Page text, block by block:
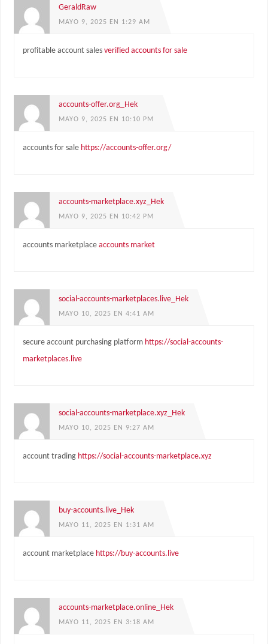
GeraldRaw
MAYO 9, 2025 EN 1:29 AM
profitable account sales verified accounts for sale
accounts-offer.org_Hek
MAYO 9, 2025 EN 10:10 PM
accounts for sale https://accounts-offer.org/
accounts-marketplace.xyz_Hek
MAYO 9, 2025 EN 10:42 PM
accounts marketplace accounts market
social-accounts-marketplaces.live_Hek
MAYO 10, 2025 EN 4:41 AM
secure account purchasing platform https://social-accounts-
marketplaces.live
social-accounts-marketplace.xyz_Hek
MAYO 10, 2025 EN 9:27 AM
account trading https://social-accounts-marketplace.xyz
buy-accounts.live_Hek
MAYO 11, 2025 EN 1:31 AM
account marketplace https://buy-accounts.live
accounts-marketplace.online_Hek
MAYO 11, 2025 EN 3:18 AM